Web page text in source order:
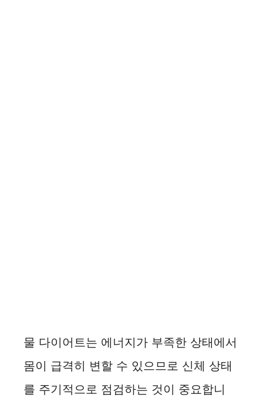
물 다이어트는 에너지가 부족한 상태에서
몸이 급격히 변할 수 있으므로 신체 상태
를 주기적으로 점검하는 것이 중요합니